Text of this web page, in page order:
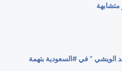
الويشي ” في #السعودية بتهمة